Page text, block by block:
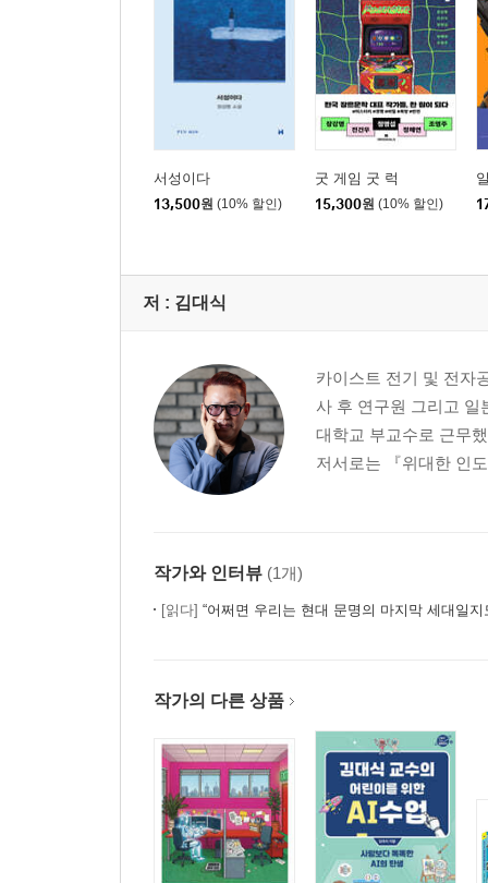
3부 도발적 상상들 - 인간을 재정의하는 다섯 가지
스스로를 발명하는 지적 부지런함 : 철학자 최진석
새로운 문제를 정의하고 해결하는 능력 : AI 반도
순간이 아닌 감정을 기록하는 일 : 사진가 김용호
에필로그
서성이다
13,500원 (10% 할인)
굿 게임 굿 럭
15,300원 (10% 할인)
저 : 김대식
카이스트 전기 및 전자
사 후 연구원 그리고 일
대학교 부교수로 근무
저서로는 『위대한 인
작가와 인터뷰 (1개)
[읽다] “어쩌면 우리는 현대 문명의 마지막 세대일지
작가의 다른 상품